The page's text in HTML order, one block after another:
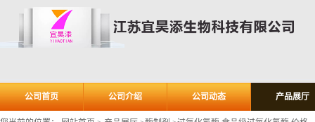
公司首页 公司介绍 公司动态 产品展厅